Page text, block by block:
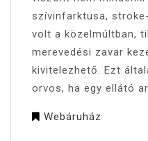
szívinfarktusa,
volt a közelmúltban,
merevedési zavar
kivitelezhető. Ezt
orvos, ha egy ellátó
Webáruház